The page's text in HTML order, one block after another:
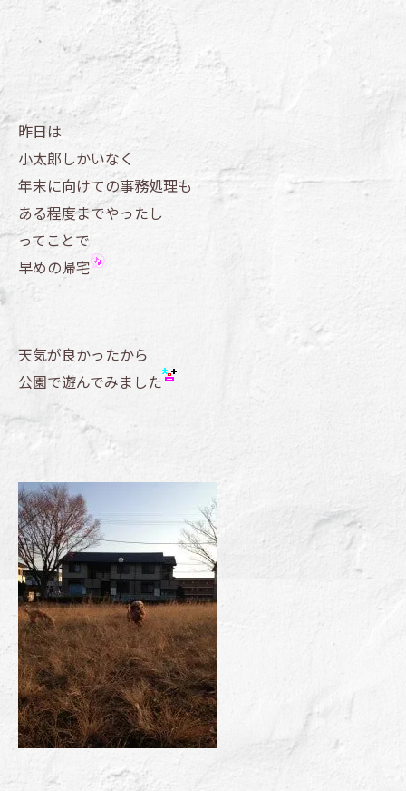
昨日は
小太郎しかいなく
年末に向けての事務処理も
ある程度までやったし
ってことで
早めの帰宅
天気が良かったから
公園で遊んでみました